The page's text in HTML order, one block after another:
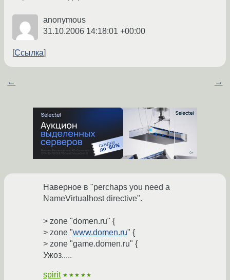
anonymous
31.10.2006 14:18:01 +00:00
Ссылка
← →
Наверное в "perchaps you need a
NameVirtualhost directive".
> zone "domen.ru" {
> zone "www.domen.ru" {
> zone "game.domen.ru" {
Ужоз.....
spirit ★★★★★